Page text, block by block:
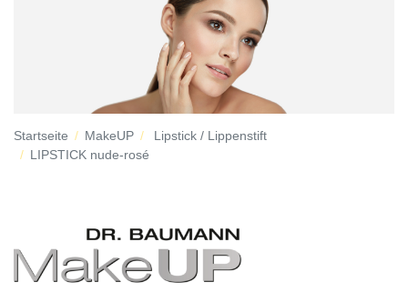
Startseite MakeUP
Lipstick / Lippenstift
LIPSTICK nude-rosé